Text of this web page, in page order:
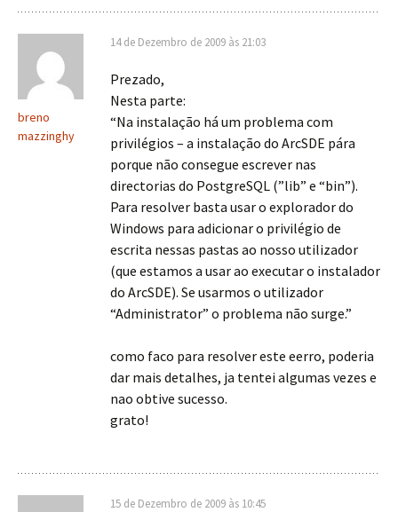
breno
mazzinghy
14 de Dezembro de 2009 às 21:03
Prezado,
Nesta parte:
“Na instalação há um problema com
privilégios – a instalação do ArcSDE pára
porque não consegue escrever nas
directorias do PostgreSQL (”lib” e “bin”).
Para resolver basta usar o explorador do
Windows para adicionar o privilégio de
escrita nessas pastas ao nosso utilizador
(que estamos a usar ao executar o instalador
do ArcSDE). Se usarmos o utilizador
“Administrator” o problema não surge.”
como faco para resolver este eerro, poderia
dar mais detalhes, ja tentei algumas vezes e
nao obtive sucesso.
grato!
15 de Dezembro de 2009 às 10:45